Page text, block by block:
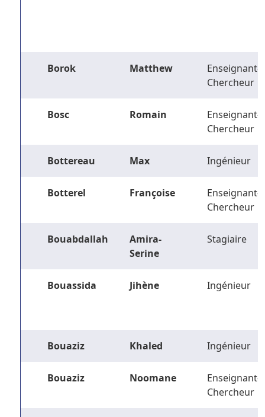
Borok Matthew
Enseignant-
Chercheur
Bosc Romain
Enseignant-
Chercheur
Bottereau Max Ingénieur
Botterel Françoise
Enseignant-
Chercheur
Bouabdallah
Amira-
Serine
Stagiaire
Bouassida Jihène Ingénieur
Bouaziz Khaled Ingénieur
Bouaziz Noomane
Enseignant-
Chercheur